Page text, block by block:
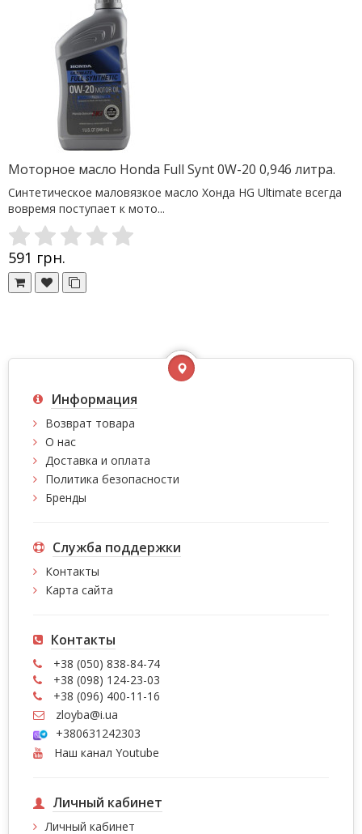
Моторное масло Honda Full Synt 0W-20 0,946 литра.
Синтетическое маловязкое масло Хонда HG Ultimate всегда
вовремя поступает к мото...
591 грн.
Информация
Возврат товара
О нас
Доставка и оплата
Политика безопасности
Бренды
Служба поддержки
Контакты
Карта сайта
Контакты
+38 (050) 838-84-74
+38 (098) 124-23-03
+38 (096) 400-11-16
zloyba@i.ua
+380631242303
Наш канал Youtube
Личный кабинет
Личный кабинет